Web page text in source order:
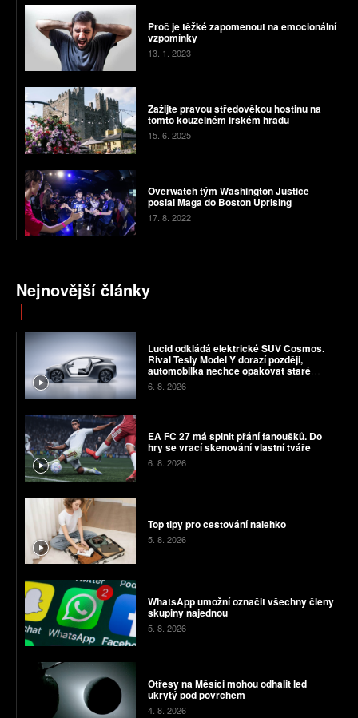
Proč je těžké zapomenout na emocionální
vzpomínky
13. 1. 2023
Zažijte pravou středověkou hostinu na
tomto kouzelném irském hradu
15. 6. 2025
Overwatch tým Washington Justice
poslal Maga do Boston Uprising
17. 8. 2022
Nejnovější články
Lucid odkládá elektrické SUV Cosmos.
Rival Tesly Model Y dorazí později,
automobilka nechce opakovat staré
chyby
6. 8. 2026
EA FC 27 má splnit přání fanoušků. Do
hry se vrací skenování vlastní tváře
6. 8. 2026
Top tipy pro cestování nalehko
5. 8. 2026
WhatsApp umožní označit všechny členy
skupiny najednou
5. 8. 2026
Otřesy na Měsíci mohou odhalit led
ukrytý pod povrchem
4. 8. 2026